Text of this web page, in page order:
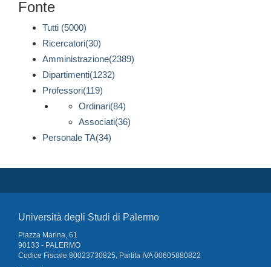
Fonte
Tutti (5000)
Ricercatori(30)
Amministrazione(2389)
Dipartimenti(1232)
Professori(119)
Ordinari(84)
Associati(36)
Personale TA(34)
Università degli Studi di Palermo
Piazza Marina, 61
90133 - PALERMO
Codice Fiscale 80023730825, Partita IVA 00605880822